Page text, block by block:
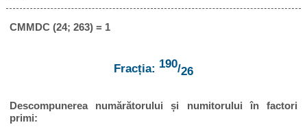
CMMDC (24; 263) = 1
Fracția: 190/26
Descompunerea numărătorului și numitorului în factori
primi: